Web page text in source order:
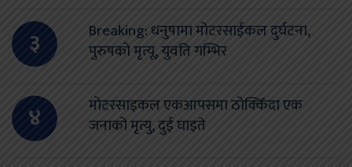
३
Breaking: धनुषामा मोटरसाईकल दुर्घटना,
पुरुषको मृत्यू, युवति गम्भिर
४
मोटरसाइकल एकआपसमा ठोक्किँदा एक
जनाको मृत्यु, दुई घाइते